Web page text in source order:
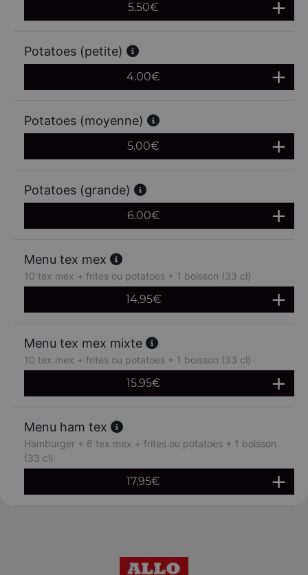
5.50€
Potatoes (petite)
4.00€
Potatoes (moyenne)
5.00€
Potatoes (grande)
6.00€
Menu tex mex
10 tex mex + frites ou potatoes + 1 boisson (33 cl)
14.95€
Menu tex mex mixte
10 tex mex + frites ou potatoes + 1 boisson (33 cl)
15.95€
Menu ham tex
Hamburger + 6 tex mex + frites ou potatoes + 1 boisson
(33 cl)
17.95€